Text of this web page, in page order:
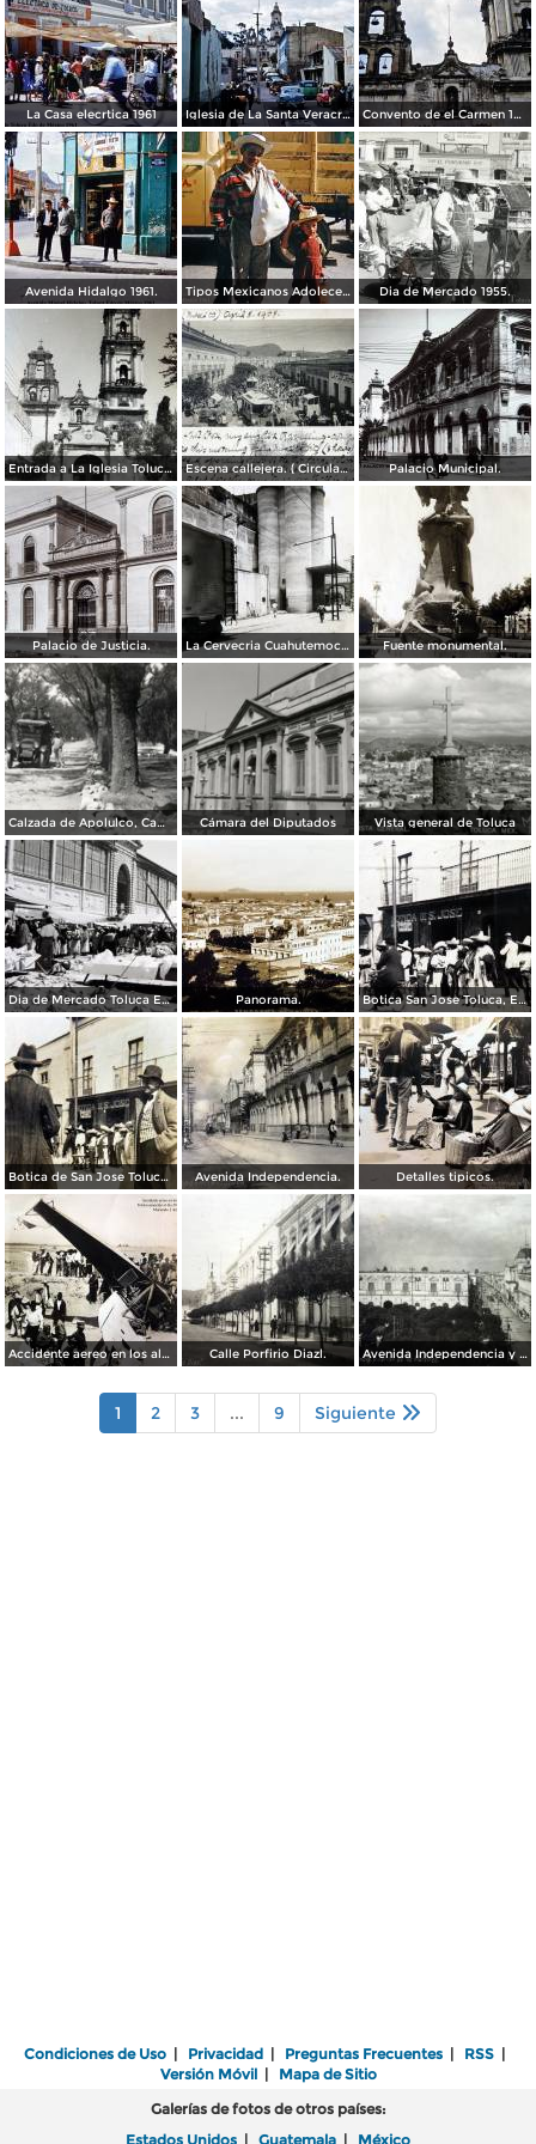
La Casa elecrtica 1961 Iglesia de La Santa Veracruz 1961 Convento de el Carmen 1961.
Avenida Hidalgo 1961. Tipos Mexicanos Adolecente 1961. Dia de Mercado 1955.
Entrada a La Iglesia Toluca, Edo de México 1955. Escena callejera. ( Circulada el 8 de Abril de 1908 ). Palacio Municipal.
Palacio de Justicia. La Cervecria Cuahutemoc en Toluca, Edo de México ( Fechada el 2 de Mayo de 1957 ). Fuente monumental.
Calzada de Apolulco, Camino Toluca - Ciudad de México Cámara del Diputados Vista general de Toluca
Dia de Mercado Toluca Estado de México. Panorama. Botica San Jose Toluca, Edo de México 1909.
Botica de San Jose Toluca, Edo de México 1909. Avenida Independencia. Detalles tipicos.
Accidente aereo en los alrededores de Toluca acaecido el dia 28 de Marzo de 1928 Muriendo 3 Americanos. Calle Porfirio Diazl. Avenida Independencia y Jardin de Los martires.
1 2 3 ... 9 Siguiente
Condiciones de Uso | Privacidad | Preguntas Frecuentes | RSS |
Versión Móvil| Mapa de Sitio
Galerías de fotos de otros países:
Estados Unidos | Guatemala | México